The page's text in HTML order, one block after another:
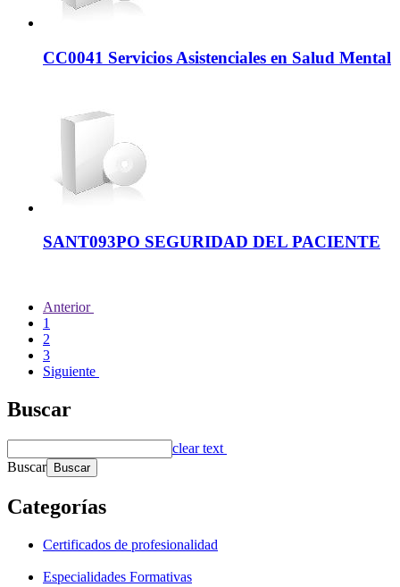
CC0041 Servicios Asistenciales en Salud Mental
SANT093PO SEGURIDAD DEL PACIENTE
Anterior
1
2
3
Siguiente
Buscar
clear text
Buscar
Categorías
Certificados de profesionalidad
Especialidades Formativas